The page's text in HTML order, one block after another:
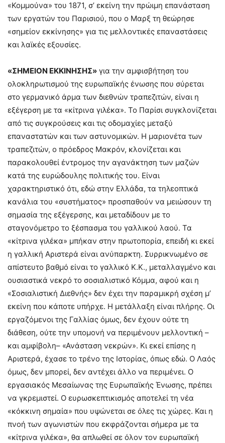
«Κομμούνα» του 1871, σ’ εκείνη την πρώιμη επανάσταση
των εργατών του Παρισιού, που ο Μαρξ τη θεώρησε
«σημείον εκκίνησης» για τις μελλοντικές επαναστάσεις
και λαϊκές εξουσίες.
«ΣΗΜΕΙΟΝ ΕΚΚΙΝΗΣΗΣ» για την αμφισβήτηση του
ολοκληρωτισμού της ευρωπαϊκής ένωσης που σύρεται
στο γερμανικό άρμα των διεθνών τραπεζιτών, είναι η
εξέγερση με τα «κίτρινα γιλέκα». Το Παρίσι συγκλονίζεται
από τις συγκρούσεις και τις οδομαχίες μεταξύ
επαναστατών και των αστυνομικών. Η μαριονέτα των
τραπεζιτών, ο πρόεδρος Μακρόν, κλονίζεται και
παρακολουθεί έντρομος την αγανάκτηση των μαζών
κατά της ευρώδουλης πολιτικής του. Είναι
χαρακτηριστικό ότι, εδώ στην Ελλάδα, τα τηλεοπτικά
κανάλια του «συστήματος» προσπαθούν να μειώσουν τη
σημασία της εξέγερσης, και μεταδίδουν με το
σταγονόμετρο το ξέσπασμα του γαλλικού λαού. Τα
«κίτρινα γιλέκα» μπήκαν στην πρωτοπορία, επειδή κι εκεί
η γαλλική Αριστερά είναι ανύπαρκτη. Συρρικνωμένο σε
απίστευτο βαθμό είναι το γαλλικό Κ.Κ., μεταλλαγμένο και
ουσιαστικά νεκρό το σοσιαλιστικό Κόμμα, αφού και η
«Σοσιαλιστική Διεθνής» δεν έχει την παραμικρή σχέση μ’
εκείνη που κάποτε υπήρχε. Η μετάλλαξη είναι πλήρης. Οι
εργαζόμενοι της Γαλλίας όμως, δεν έχουν ούτε τη
διάθεση, ούτε την υπομονή να περιμένουν μελλοντική –
και αμφίβολη– «Ανάσταση νεκρών». Κι εκεί επίσης η
Αριστερά, έχασε το τρένο της Ιστορίας, όπως εδώ. Ο Λαός
όμως, δεν μπορεί, δεν αντέχει άλλο να περιμένει. Ο
εργασιακός Μεσαίωνας της Ευρωπαϊκής Ένωσης, πρέπει
να γκρεμιστεί. Ο ευρωσκεπτικισμός αποτελεί τη νέα
«κόκκινη σημαία» που υψώνεται σε όλες τις χώρες. Και η
πνοή των αγωνιστών που εκφράζονται σήμερα με τα
«κίτρινα γιλέκα», θα απλωθεί σε όλον τον ευρωπαϊκή